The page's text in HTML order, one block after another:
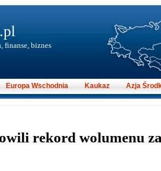
rekord wolumenu
finanse, biznes
Europa Wschodnia Kaukaz Azja